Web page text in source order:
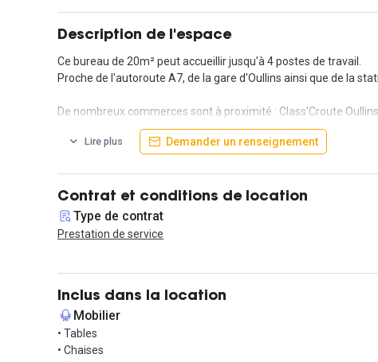
Description de l'espace
Ce bureau de 20m² peut accueillir jusqu'à 4 postes de travail.
Proche de l'autoroute A7, de la gare d'Oullins ainsi que de la
De nombreux commerces sont à proximité : Class'Croute
Le prix de la prestation en contrat de prestation de services
- le mobilier
- la réception du courrier
- l'accueil des visiteurs
- la domiciliation
Profitez également d'un accès aux parties communes, espaces
L'entrée se fait avec un badge personnalisé, l'espace est
Lire plus Demander un renseignement
Contrat et conditions de location
Type de contrat
Prestation de service
Inclus dans la location
Mobilier
• Tables
• Chaises